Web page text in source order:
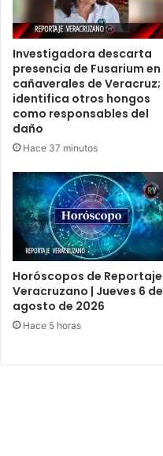
Investigadora descarta
presencia de Fusarium en
cañaverales de Veracruz;
identifica otros hongos
como responsables del
daño
Hace 37 minutos
Horóscopos de Reportaje
Veracruzano | Jueves 6 de
agosto de 2026
Hace 5 horas